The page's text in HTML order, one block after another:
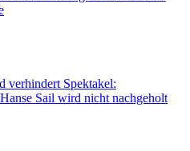
verhindert Spektakel:
Sail wird nicht nachgeholt